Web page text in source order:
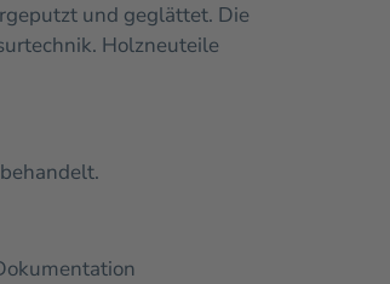
und geglättet. Die
Holzneuteile